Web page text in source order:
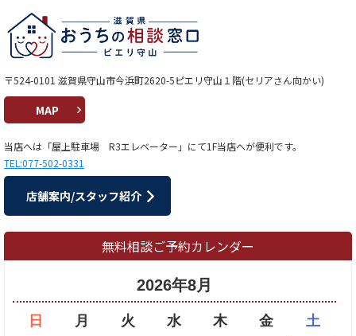
〒524-0101 滋賀県守山市今浜町2620-5ピエリ守山１階(セリアさん向かい)
MAP
当店へは「屋上駐車場 R3エレベーター」にて1F当店へが便利です。
TEL:077-502-0331
店舗案内/スタッフ紹介
無料相談ご予約カレンダー
2026年8月
日 月 火 水 木 金 土